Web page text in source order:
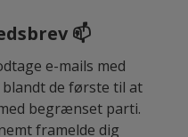
📫
e-mails med
de første til at
begrænset parti.
framelde dig